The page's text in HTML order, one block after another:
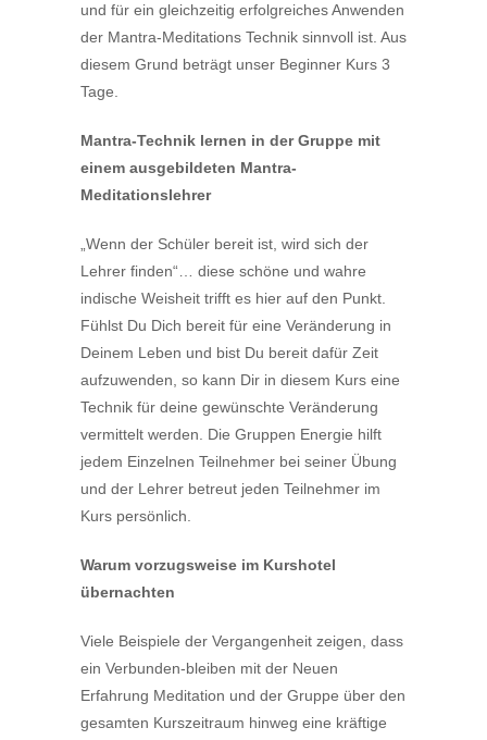
und für ein gleichzeitig erfolgreiches Anwenden
der Mantra-Meditations Technik sinnvoll ist. Aus
diesem Grund beträgt unser Beginner Kurs 3
Tage.
Mantra-Technik lernen in der Gruppe mit
einem ausgebildeten Mantra-
Meditationslehrer
„Wenn der Schüler bereit ist, wird sich der
Lehrer finden“… diese schöne und wahre
indische Weisheit trifft es hier auf den Punkt.
Fühlst Du Dich bereit für eine Veränderung in
Deinem Leben und bist Du bereit dafür Zeit
aufzuwenden, so kann Dir in diesem Kurs eine
Technik für deine gewünschte Veränderung
vermittelt werden. Die Gruppen Energie hilft
jedem Einzelnen Teilnehmer bei seiner Übung
und der Lehrer betreut jeden Teilnehmer im
Kurs persönlich.
Warum vorzugsweise im Kurshotel
übernachten
Viele Beispiele der Vergangenheit zeigen, dass
ein Verbunden-bleiben mit der Neuen
Erfahrung Meditation und der Gruppe über den
gesamten Kurszeitraum hinweg eine kräftige